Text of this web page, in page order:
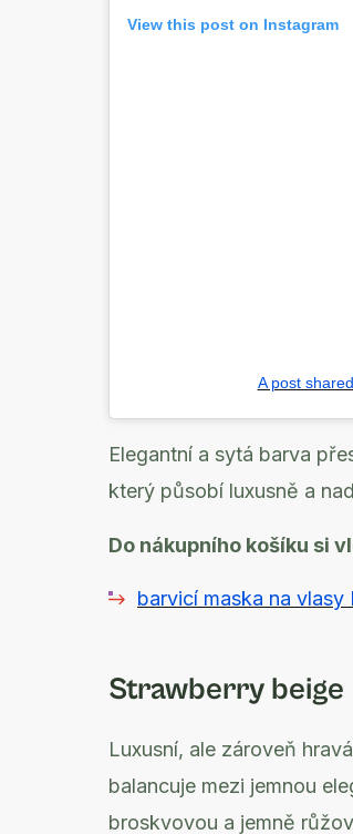
View this post on Instagram
A post
Elegantní a sytá barva
který působí luxusně a
Do nákupního košíku si
barvicí maska na vlasy
Strawberry beige
Luxusní, ale zároveň
balancuje mezi jemnou
broskvovou a jemně